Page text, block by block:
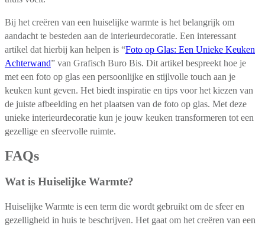
Bij het creëren van een huiselijke warmte is het belangrijk om
aandacht te besteden aan de interieurdecoratie. Een interessant
artikel dat hierbij kan helpen is “Foto op Glas: Een Unieke Keuken
Achterwand” van Grafisch Buro Bis. Dit artikel bespreekt hoe je
met een foto op glas een persoonlijke en stijlvolle touch aan je
keuken kunt geven. Het biedt inspiratie en tips voor het kiezen van
de juiste afbeelding en het plaatsen van de foto op glas. Met deze
unieke interieurdecoratie kun je jouw keuken transformeren tot een
gezellige en sfeervolle ruimte.
FAQs
Wat is Huiselijke Warmte?
Huiselijke Warmte is een term die wordt gebruikt om de sfeer en
gezelligheid in huis te beschrijven. Het gaat om het creëren van een